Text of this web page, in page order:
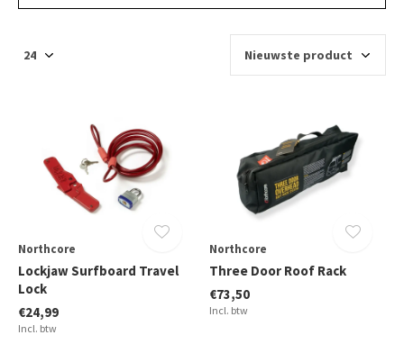
Northcore
Lockjaw Surfboard Travel
Lock
€24,99
Incl. btw
Northcore
Three Door Roof Rack
€73,50
Incl. btw